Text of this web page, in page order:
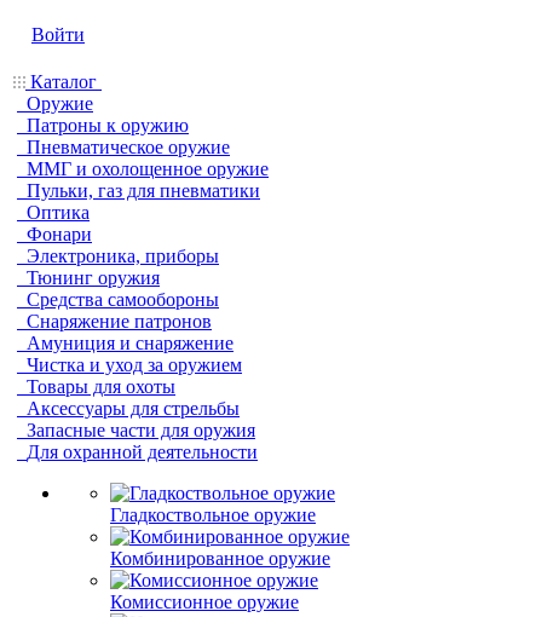
Войти
Каталог
Оружие
Патроны к оружию
Пневматическое оружие
ММГ и охолощенное оружие
Пульки, газ для пневматики
Оптика
Фонари
Электроника, приборы
Тюнинг оружия
Средства самообороны
Снаряжение патронов
Амуниция и снаряжение
Чистка и уход за оружием
Товары для охоты
Аксессуары для стрельбы
Запасные части для оружия
Для охранной деятельности
Гладкоствольное оружие
Комбинированное оружие
Комиссионное оружие